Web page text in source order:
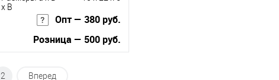
x B
Опт — 380 руб.
Розница — 500 руб.
В корзину
2 Вперед